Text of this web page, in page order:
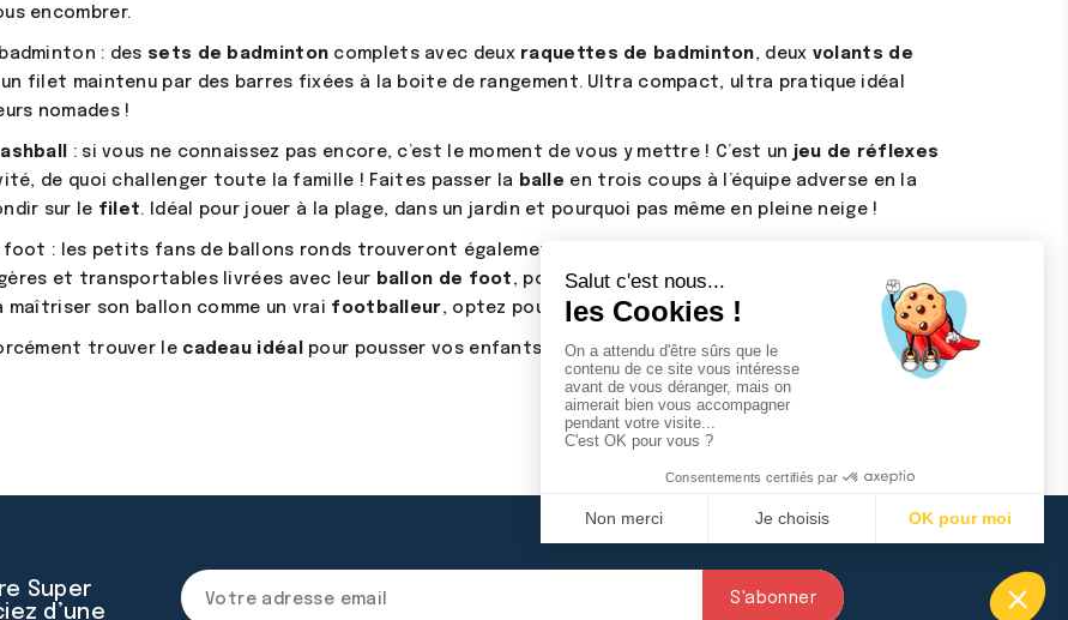
(1 avis)
encombrer.
: des sets de badminton complets avec deux raquettes de badminton, deux volants de
un filet maintenu par des barres fixées à la boite de rangement. Ultra compact, ultra pratique idéal
nomades !
: si vous ne connaissez pas encore, c’est le moment de vous y mettre ! C’est un jeu de réflexes
de quoi challenger toute la famille ! Faites passer la balle en trois coups à l’équipe adverse en la
sur le filet. Idéal pour jouer à la plage, dans un jardin et pourquoi pas même en pleine neige !
foot : les petits fans de ballons ronds trouveront également leur bonheur grâce à des
et transportables livrées avec leur ballon de foot , pompe et sardines de fixations. Pour
maîtriser son ballon comme un vrai footballeur, optez pour noscibles cages de football amovibles !
trouver le cadeau idéal pour pousser vos enfants à jouer dehorsou pour que toute la famille
Super
d’une